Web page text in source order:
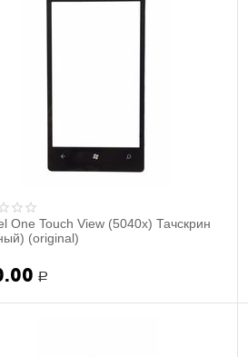
One Touch View (5040x) Тачскрин
(original)
Р